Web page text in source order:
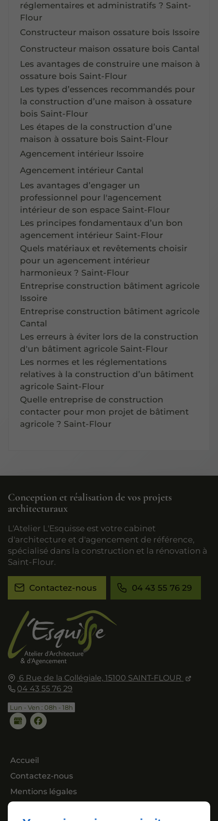
réglementaires et administratifs ? Saint-
Flour
Constructeur maison ossature bois Issoire
Constructeur maison ossature bois Cantal
Les avantages de construire une maison à
ossature bois Saint-Flour
Les types d’essences recommandés pour
la construction d’une maison à ossature
bois Saint-Flour
Les étapes de la construction d’une
maison à ossature bois Saint-Flour
Agencement intérieur Issoire
Agencement intérieur Cantal
Les avantages d’engager un
professionnel pour l'agencement
intérieur de son espace Saint-Flour
Les principes fondamentaux d’un bon
agencement intérieur Saint-Flour
Quels matériaux et revêtements choisir
pour un agencement intérieur
harmonieux ? Saint-Flour
Entreprise construction bâtiment agricole
Issoire
Entreprise construction bâtiment agricole
Cantal
Les erreurs à éviter lors de la construction
d'un bâtiment agricole Saint-Flour
Les normes et les réglementations
relatives à la construction d’un bâtiment
agricole Saint-Flour
Quelle entreprise de construction
contacter pour mon projet de bâtiment
agricole ? Saint-Flour
6 Rue de la Collégiale, 15100 SAINT-FLOUR
04 43 55 76 29
Lun - Ven : 08h - 18h
Accueil
Contactez-nous
Mentions légales
Conception et réalisation de vos projets
architecturaux
L'Atelier L'Esquisse est votre cabinet
d'architecture et d'agencement de référence,
spécialisé dans la construction et la rénovation à
Saint-Flour.
Contactez-nous 04 43 55 76 29